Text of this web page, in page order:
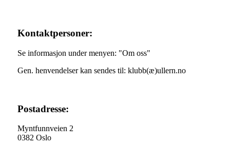
Kontaktpersoner:
Se informasjon under menyen: "Om oss"
Gen. henvendelser kan sendes til: klubb(æ)ullern.no
Postadresse:
Myntfunnveien 2
0382 Oslo